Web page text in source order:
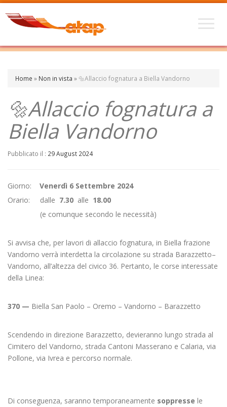
Home » Non in vista »🔩Allaccio fognatura a Biella Vandorno
🔩Allaccio fognatura a
Biella Vandorno
Pubblicato il : 29 August 2024
Giorno: Venerdì 6 Settembre 2024
Orario: dalle 7.30 alle 18.00
(e comunque secondo le necessità)
Si avvisa che, per lavori di allaccio fognatura, in Biella frazione
Vandorno verrà interdetta la circolazione su strada Barazzetto–
Vandorno, all’altezza del civico 36. Pertanto, le corse interessate
della Linea:
370 — Biella San Paolo – Oremo – Vandorno – Barazzetto
Scendendo in direzione Barazzetto, devieranno lungo strada al
Cimitero del Vandorno, strada Cantoni Masserano e Calaria, via
Pollone, via Ivrea e percorso normale.
Di conseguenza, saranno temporaneamente soppresse le